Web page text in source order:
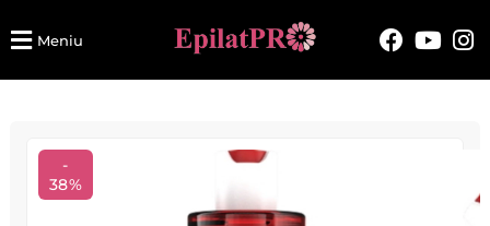
Meniu
-
38%